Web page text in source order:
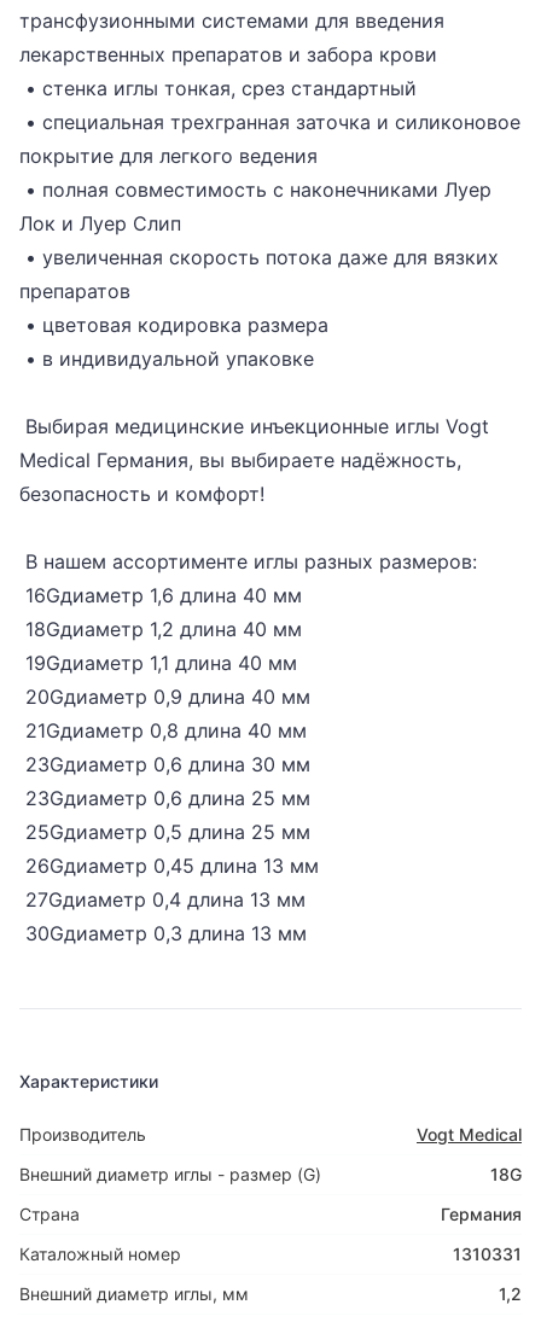
трансфузионными системами для введения
лекарственных препаратов и забора крови
• стенка иглы тонкая, срез стандартный
• специальная трехгранная заточка и силиконовое
покрытие для легкого ведения
• полная совместимость с наконечниками Луер
Лок и Луер Слип
• увеличенная скорость потока даже для вязких
препаратов
• цветовая кодировка размера
• в индивидуальной упаковке
Выбирая медицинские инъекционные иглы Vogt
Medical Германия, вы выбираете надёжность,
безопасность и комфорт!
В нашем ассортименте иглы разных размеров:
16Gдиаметр 1,6 длина 40 мм
18Gдиаметр 1,2 длина 40 мм
19Gдиаметр 1,1 длина 40 мм
20Gдиаметр 0,9 длина 40 мм
21Gдиаметр 0,8 длина 40 мм
23Gдиаметр 0,6 длина 30 мм
23Gдиаметр 0,6 длина 25 мм
25Gдиаметр 0,5 длина 25 мм
26Gдиаметр 0,45 длина 13 мм
27Gдиаметр 0,4 длина 13 мм
30Gдиаметр 0,3 длина 13 мм
Характеристики
Производитель
Vogt Medical
Внешний диаметр иглы - размер (G)
18G
Страна
Германия
Каталожный номер
1310331
Внешний диаметр иглы, мм
1,2